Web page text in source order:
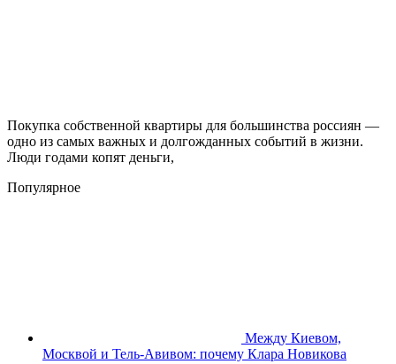
Покупка собственной квартиры для большинства россиян —
одно из самых важных и долгожданных событий в жизни.
Люди годами копят деньги,
Популярное
Между Киевом,
Москвой и Тель-Авивом: почему Клара Новикова